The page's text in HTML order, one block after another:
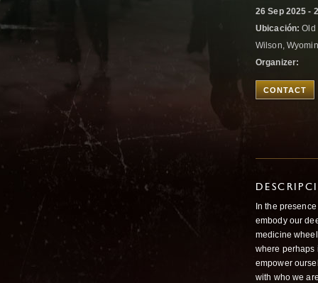
26 Sep 2025 -
Ubicación: Old
Wilson,
Organizer:
CONTACT
In the
embody our
medicine
where perhaps
empower
with who we